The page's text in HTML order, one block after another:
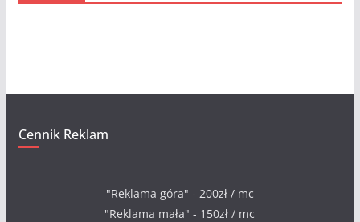
Cennik Reklam
"Reklama góra" - 200zł / mc
"Reklama mała" - 150zł / mc